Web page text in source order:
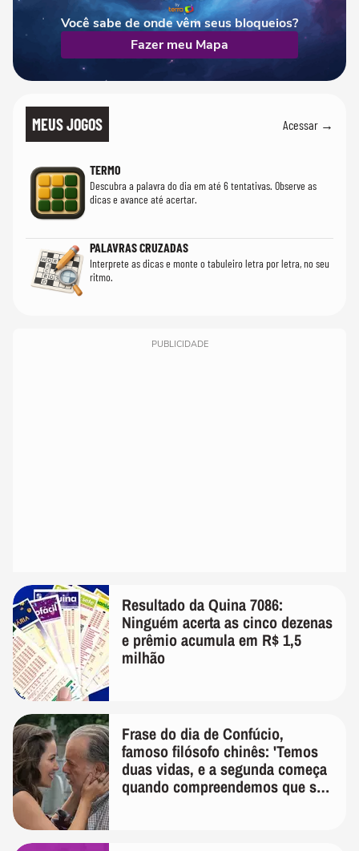
Você sabe de onde vêm seus bloqueios?
Fazer meu Mapa
MEUS JOGOS Acessar →
TERMO
Descubra a palavra do dia em até 6 tentativas. Observe as
dicas e avance até acertar.
PALAVRAS CRUZADAS
Interprete as dicas e monte o tabuleiro letra por letra, no seu
ritmo.
PUBLICIDADE
Resultado da Quina 7086:
Ninguém acerta as cinco dezenas
e prêmio acumula em R$ 1,5
milhão
Frase do dia de Confúcio,
famoso filósofo chinês: 'Temos
duas vidas, e a segunda começa
quando compreendemos que só